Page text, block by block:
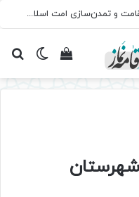
سروده‌ «اربعین»؛ روایت حماسه، استقامت و تمدن‌سازی امت اسلامی
تغییرمشاهده